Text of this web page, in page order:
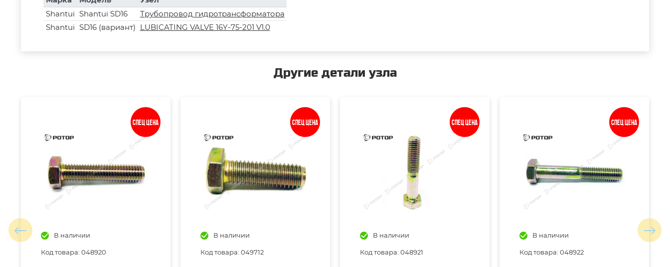
Shantui Shantui SD16
Трубопровод гидротрансформатора
Shantui SD16 (вариант) LUBICATING VALVE 16Y-75-201 V1.0
Другие детали узла
Спец цена
В наличии
Код товара: 048920
Спец цена
В наличии
Код товара: 049712
Спец цена
В наличии
Код товара: 048921
Спец цена
В наличии
Код товара: 048922